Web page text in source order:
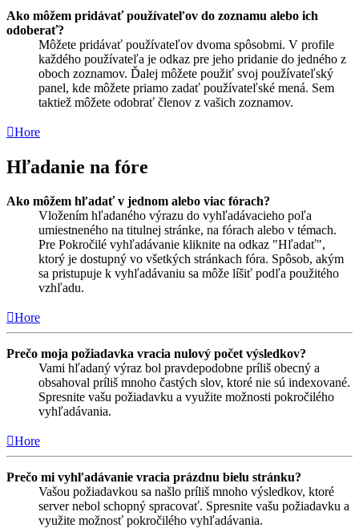
Ako môžem pridávať používateľov do zoznamu alebo ich
odoberať?
Môžete pridávať používateľov dvoma spôsobmi. V profile
každého používateľa je odkaz pre jeho pridanie do jedného z
oboch zoznamov. Ďalej môžete použiť svoj používateľský
panel, kde môžete priamo zadať používateľské mená. Sem
taktiež môžete odobrať členov z vašich zoznamov.
Hore
Hľadanie na fóre
Ako môžem hľadať v jednom alebo viac fórach?
Vložením hľadaného výrazu do vyhľadávacieho poľa
umiestneného na titulnej stránke, na fórach alebo v témach.
Pre Pokročilé vyhľadávanie kliknite na odkaz "Hľadať",
ktorý je dostupný vo všetkých stránkach fóra. Spôsob, akým
sa pristupuje k vyhľadávaniu sa môže líšiť podľa použitého
vzhľadu.
Hore
Prečo moja požiadavka vracia nulový počet výsledkov?
Vami hľadaný výraz bol pravdepodobne príliš obecný a
obsahoval príliš mnoho častých slov, ktoré nie sú indexované.
Spresnite vašu požiadavku a využite možnosti pokročilého
vyhľadávania.
Hore
Prečo mi vyhľadávanie vracia prázdnu bielu stránku?
Vašou požiadavkou sa našlo príliš mnoho výsledkov, ktoré
server nebol schopný spracovať. Spresnite vašu požiadavku a
využite možnosť pokročilého vyhľadávania.